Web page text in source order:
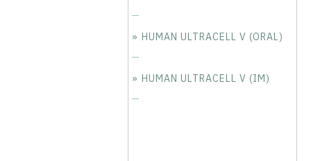
HUMAN ULTRACELL V (ORAL)
HUMAN ULTRACELL V (IM)